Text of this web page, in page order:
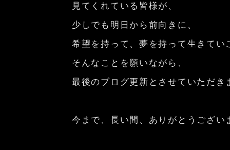
見てくれている皆様が、
少しでも明日から前向きに、
希望を持って、夢を持って生きてい
そんなことを願いながら、
最後のブログ更新とさせていただき
今まで、長い間、ありがとうござい